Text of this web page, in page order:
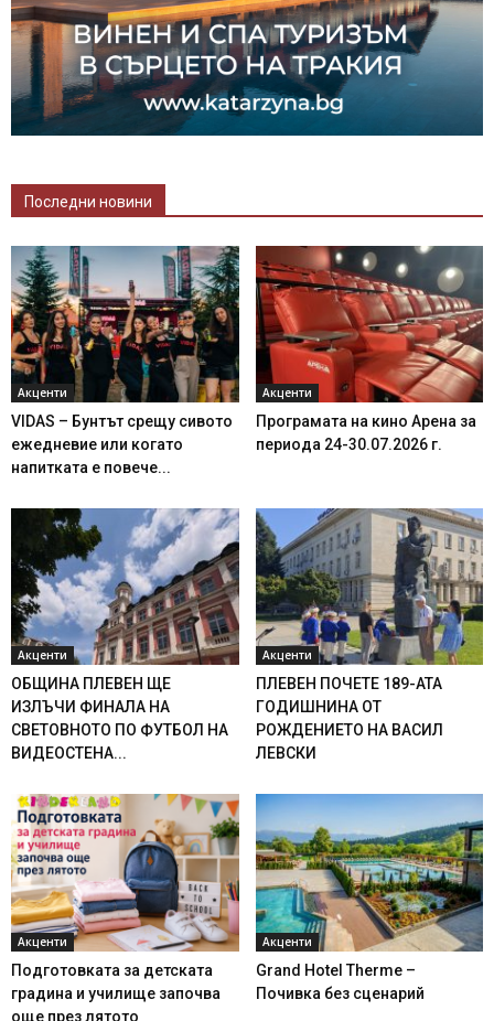
Последни новини
Акценти
VIDAS – Бунтът срещу сивото
ежедневие или когато
напитката е повече...
Акценти
Програмата на кино Арена за
периода 24-30.07.2026 г.
Акценти
ОБЩИНА ПЛЕВЕН ЩЕ
ИЗЛЪЧИ ФИНАЛА НА
СВЕТОВНОТО ПО ФУТБОЛ НА
ВИДЕОСТЕНА...
Акценти
ПЛЕВЕН ПОЧЕТЕ 189-АТА
ГОДИШНИНА ОТ
РОЖДЕНИЕТО НА ВАСИЛ
ЛЕВСКИ
Акценти
Подготовката за детската
градина и училище започва
още през лятото
Акценти
Grand Hotel Therme –
Почивка без сценарий